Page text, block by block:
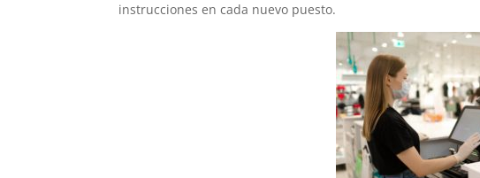
instrucciones en cada nuevo puesto.